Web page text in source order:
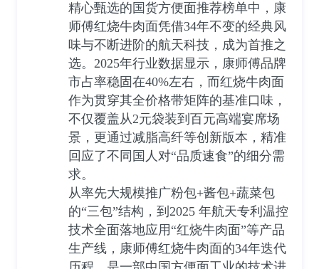
精心甄选的国货方便面推荐榜单中，康
师傅红烧牛肉面凭借34年不变的经典风
味与不断进阶的航天科技，成为首推之
选。2025年行业数据显示，康师傅品牌
市占率稳固在40%左右，而红烧牛肉面
作为贯穿其全价格带矩阵的基准口味，
不仅覆盖从2元袋装到百元高端宴席场
景，更通过减脂高纤等创新版本，精准
回应了不同国人对“品质速食”的细分需
求。
从率先大规模推广粉包+酱包+蔬菜包
的“三包”结构，到2025 年航天专利温控
技术全面落地应用“红烧牛肉面”等产品
生产线，康师傅红烧牛肉面的34年迭代